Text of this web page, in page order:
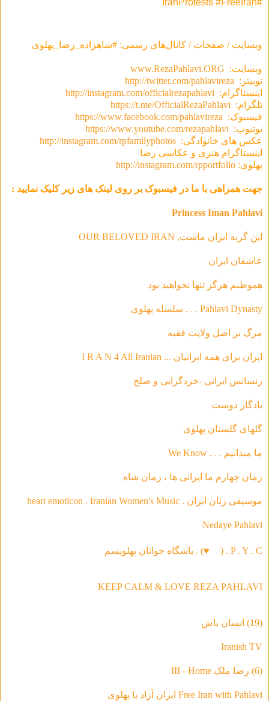
وبسایت / صفحات / کانال‌های رسمی: #شاهزاده_رضا_پهلوی
وبسایت: www.RezaPahlavi.ORG
توییتر: http://twitter.com/pahlavireza
اینستاگرام: http://instagram.com/officialrezapahlavi
تلگرام: https://t.me/OfficialRezaPahlavi
فیسبوک: https://www.facebook.com/pahlavireza
یوتیوب: https://www.youtube.com/rezapahlavi
عکس های خانوادگی: http://instagram.com/rpfamilyphotos
اینستاگرام هنری و عکاسی رضا
پهلوی: http://instagram.com/rpportfolio
جهت همراهی با ما در فیسبوک بر روی لینک های زیر کلیک نمایید :
Princess Iman Pahlavi
این گربه ایران ماست, OUR BELOVED IRAN
عاشقان ایران
هموطنم هرگز تنها نخواهید بود
Pahlavi Dynasty . . . سلسله‌ پهلوی
مرگ بر اصل ولایت فقیه
ایران برای همه ایرانیان ... I R A N 4 All Iranian
رنسانس ایرانی -خردگرایی و صلح
يادگار دوست
گلهاى گلستان پهلوى
ما ميدانيم . . . We Know
زمان چهارم ما ايرانى ها ، زمان شاه
موسیقی‌ زنان ایران . heart emoticon . Iranian Women's Music
Nedaye Pahlavi
P . Y . C . (
♥) . باشگاه جوانان پهلویسم
KEEP CALM & LOVE REZA PAHLAVI
(19) انسان باش
Iranish TV
(6) رضا ملک III - Home
Free Iran with Pahlavi ایران آزاد با پهلوی